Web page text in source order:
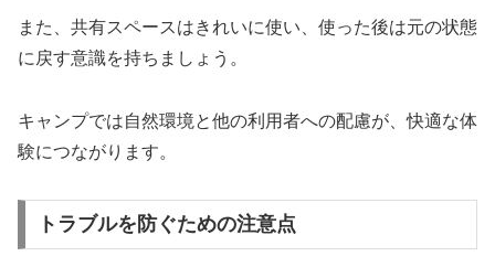
また、共有スペースはきれいに使い、使った後は元の状態
に戻す意識を持ちましょう。
キャンプでは自然環境と他の利用者への配慮が、快適な体
験につながります。
トラブルを防ぐための注意点